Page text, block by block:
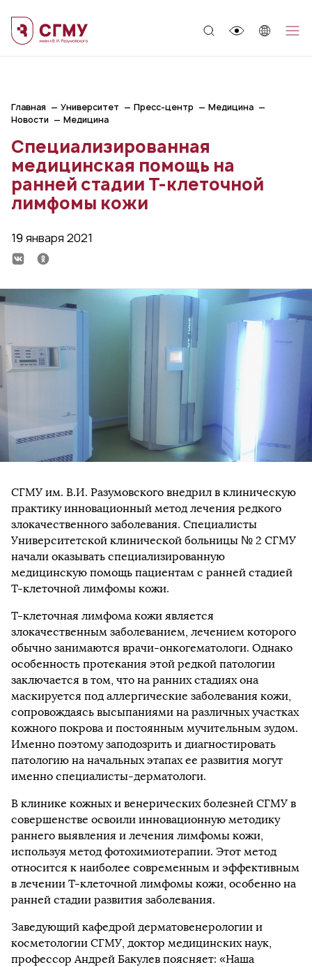
Главная Университет Пресс-центр
Медицина
Новости
Медицина
Специализированная
медицинская помощь на
ранней стадии Т-клеточной
лимфомы кожи
19 января 2021
СГМУ им. В.И. Разумовского внедрил в клиническую
практику инновационный метод лечения редкого
злокачественного заболевания. Специалисты
Университетской клинической больницы № 2 СГМУ
начали оказывать специализированную
медицинскую помощь пациентам с ранней стадией
Т-клеточной лимфомы кожи.
Т-клеточная лимфома кожи является
злокачественным заболеванием, лечением которого
обычно занимаются врачи-онкогематологи. Однако
особенность протекания этой редкой патологии
заключается в том, что на ранних стадиях она
маскируется под аллергические заболевания кожи,
сопровождаясь высыпаниями на различных участках
кожного покрова и постоянным мучительным зудом.
Именно поэтому заподозрить и диагностировать
патологию на начальных этапах ее развития могут
именно специалисты-дерматологи.
В клинике кожных и венерических болезней СГМУ в
совершенстве освоили инновационную методику
раннего выявления и лечения лимфомы кожи,
используя метод фотохимиотерапии. Этот метод
относится к наиболее современным и эффективным
в лечении Т-клеточной лимфомы кожи, особенно на
ранней стадии развития заболевания.
Заведующий кафедрой дерматовенерологии и
косметологии СГМУ, доктор медицинских наук,
профессор Андрей Бакулев поясняет: «Наша